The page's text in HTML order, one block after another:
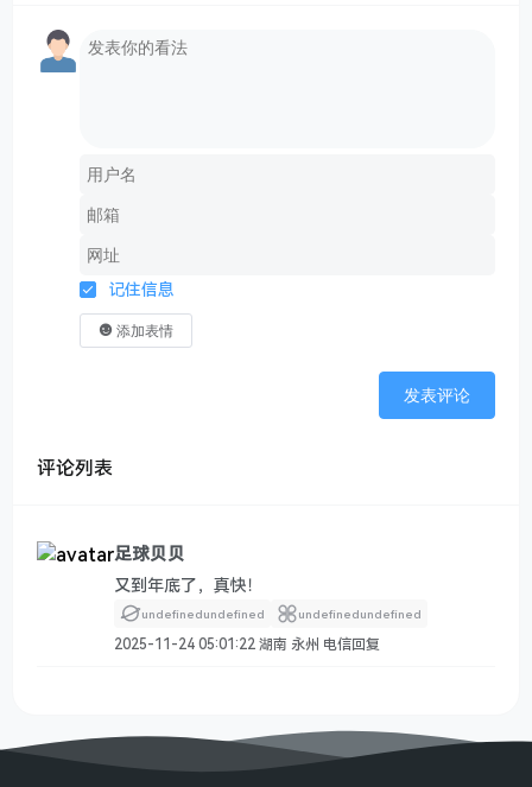
记住信息
添加表情
发表评论
评论列表
足球贝贝
又到年底了，真快！
undefinedundefined undefinedundefined
2025-11-24 05:01:22湖南 永州 电信回复